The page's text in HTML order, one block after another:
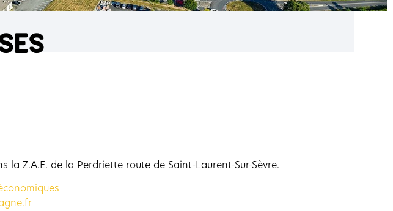
Z.A.E. de la Perdriette route de Saint-Laurent-Sur-Sèvre.